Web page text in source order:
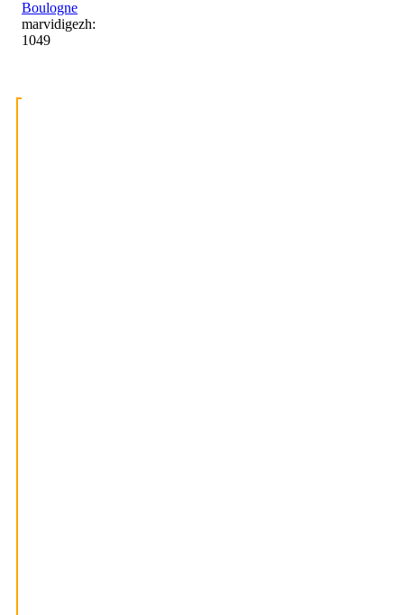
Boulogne
marvidigezh:
1049